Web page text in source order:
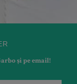
și pe email!